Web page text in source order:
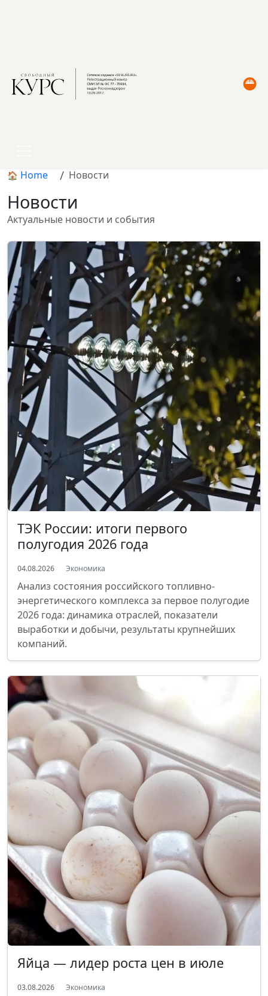
Home Новости
Новости
Актуальные новости и события
ТЭК России: итоги первого
полугодия 2026 года
04.08.2026 Экономика
Анализ состояния российского топливно-
энергетического комплекса за первое полугодие
2026 года: динамика отраслей, показатели
выработки и добычи, результаты крупнейших
компаний.
Яйца — лидер роста цен в июле
03.08.2026 Экономика